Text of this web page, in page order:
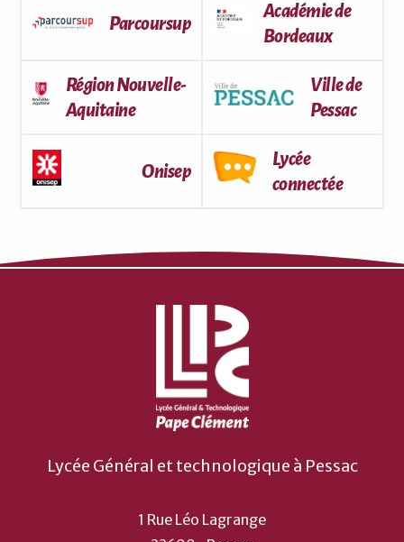
Parcoursup
Académie de
Bordeaux
Région Nouvelle-
Aquitaine
Ville de
Pessac
Onisep
Lycée
connectée
Lycée Général et technologique à Pessac
1 Rue Léo Lagrange